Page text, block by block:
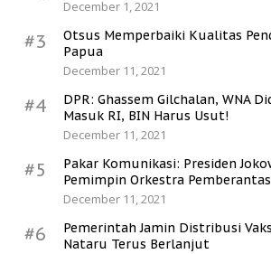
December 1, 2021
#3
Otsus Memperbaiki Kualitas
Papua
December 11, 2021
#4
DPR: Ghassem Gilchalan, WNA
Masuk RI, BIN Harus Usut!
December 11, 2021
#5
Pakar Komunikasi: Presiden
Pemimpin Orkestra
December 11, 2021
#6
Pemerintah Jamin Distribusi
Nataru Terus Berlanjut